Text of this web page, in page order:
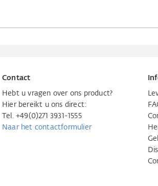
Contact
Hebt u vragen over ons product?
Hier bereikt u ons direct:
Tel. +49(0)271 3931-1555
Naar het contactformulier